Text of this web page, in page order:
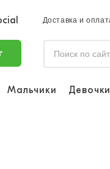
Доставка и
Мальчики Девочки